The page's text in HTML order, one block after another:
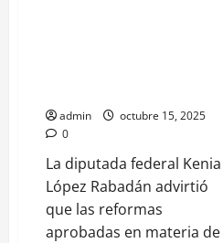
admin
octubre 15, 2025
0
La diputada federal Kenia
López Rabadán advirtió
que las reformas
aprobadas en materia de